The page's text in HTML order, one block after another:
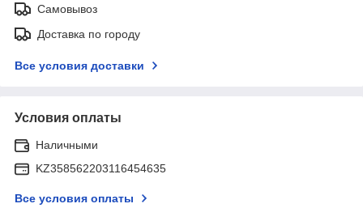
Самовывоз
Доставка по городу
Все условия доставки
Условия оплаты
Наличными
KZ358562203116454635
Все условия оплаты